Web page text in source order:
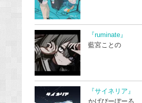
『ruminate』
藍宮ことの
『サイネリア』
かげぴーぼーる